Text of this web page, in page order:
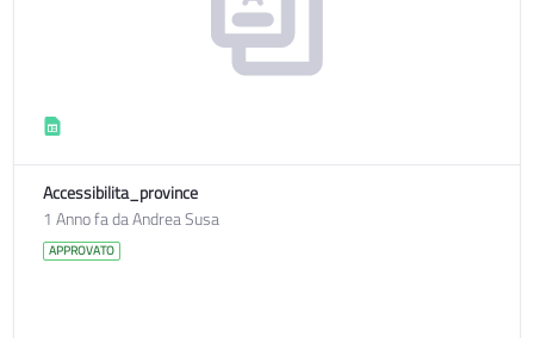
Accessibilita_province
1 Anno fa da Andrea Susa
APPROVATO